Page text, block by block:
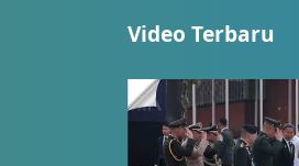
Video Terbaru